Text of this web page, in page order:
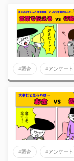
#調査 #アンケート
#調査 #アンケート